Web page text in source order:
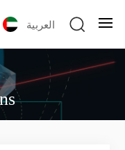
العربية